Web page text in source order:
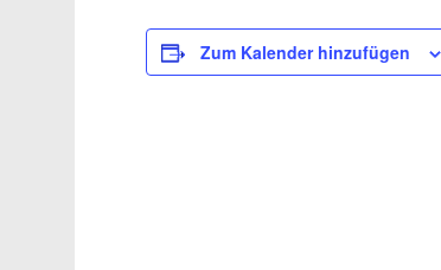
Zum Kalender hinzufügen